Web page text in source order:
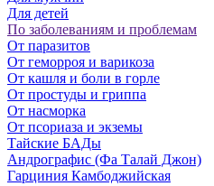
Для детей
По заболеваниям и проблемам
От паразитов
Oт геморроя и варикоза
От кашля и боли в горле
От простуды и гриппа
От насморка
Oт псориаза и экземы
Тайские БАДы
Андрографис (Фа Талай Джон)
Гарциния Камбоджийская